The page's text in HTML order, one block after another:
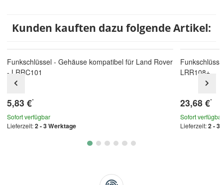
Kunden kauften dazu folgende Artikel:
Funkschlüssel - Gehäuse kompatibel für Land Rover
- LRRC101
5,83 €*
Sofort verfügbar
Lieferzeit:2 - 3 Werktage
LRR108+
23,68 €*
Sofort verfügbar
Lieferzeit:2 - 3